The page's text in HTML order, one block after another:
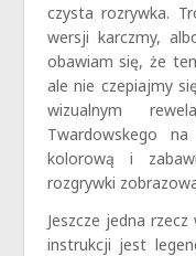
czysta rozrywka.
wersji karczmy,
obawiam się, że
ale nie czepiajmy
wizualnym
Twardowskego
kolorową i
rozgrywki
Jeszcze jedna
instrukcji jest